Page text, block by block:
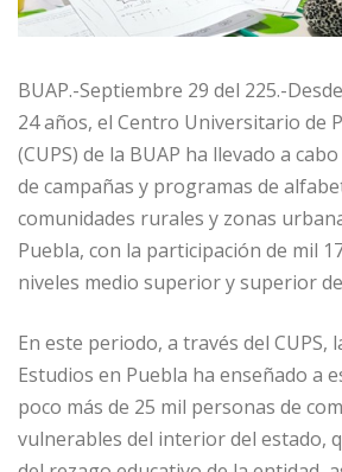
BUAP.-Septiembre 29 del 225.-
24 años, el Centro Universitario de
(CUPS) de la BUAP ha llevado a
de campañas y programas de
comunidades rurales y zonas
Puebla, con la participación de mil
niveles medio superior y superior
En este periodo, a través del CUPS,
Estudios en Puebla ha enseñado a
poco más de 25 mil personas de
vulnerables del interior del estado,